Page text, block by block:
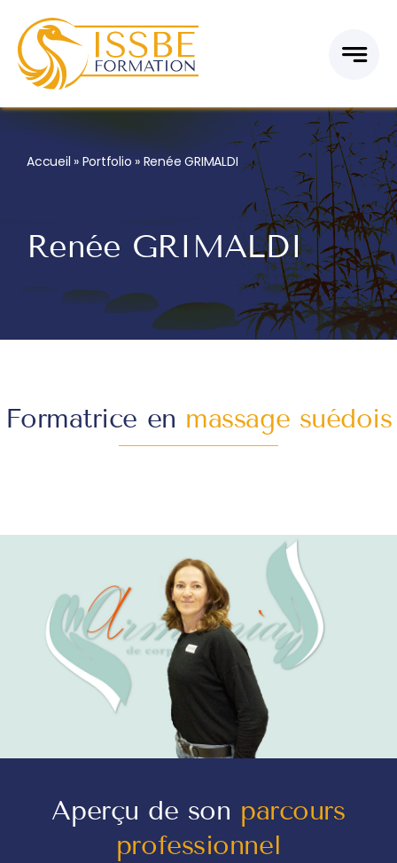
contenu
Accueil » Portfolio » Renée GRIMALDI
Renée GRIMALDI
Formatrice en massage suédois
Aperçu de son parcours
professionnel